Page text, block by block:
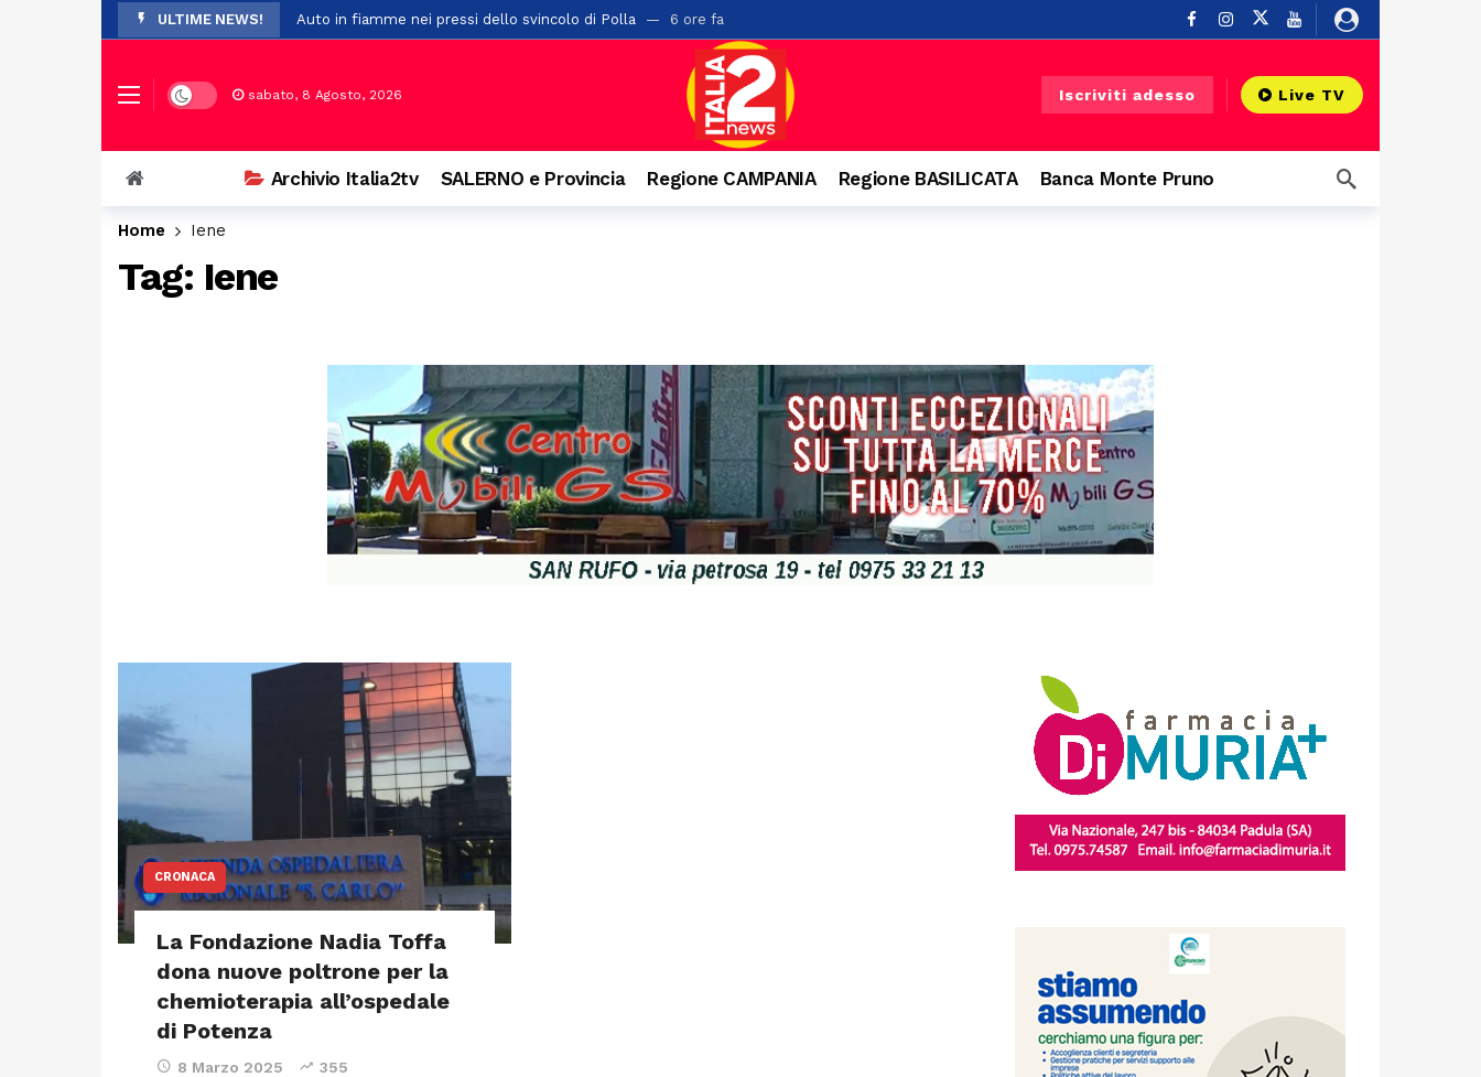
ULTIME NEWS! Auto in fiamme nei pressi dello svincolo di Polla 6 ore fa
Il maltempo provoca la caduta di alberi sulla “Bussentina”: chiuso temporaneamente un tratto a Buonabitacolo
Pompei, nuovo studio su Oplontis: pane e cereali alla base della dieta romana
Premio Terre del Bussento, si chiude l’undicesima edizione: tre serate di spettacolo, cultura e grandi protagonisti
Ostello del centro storico di Salerno con 42 posti letto abusivi: scatta la sospensione dell’attività
Dark mode sabato, 8 Agosto, 2026 Iscriviti adesso Live TV
Archivio Italia2tv SALERNO e Provincia Regione CAMPANIA Regione BASILICATA Banca Monte Pruno
Home Iene
Tag: Iene
CRONACA
La Fondazione Nadia Toffa
dona nuove poltrone per la
chemioterapia all’ospedale
di Potenza
8 Marzo 2025 355